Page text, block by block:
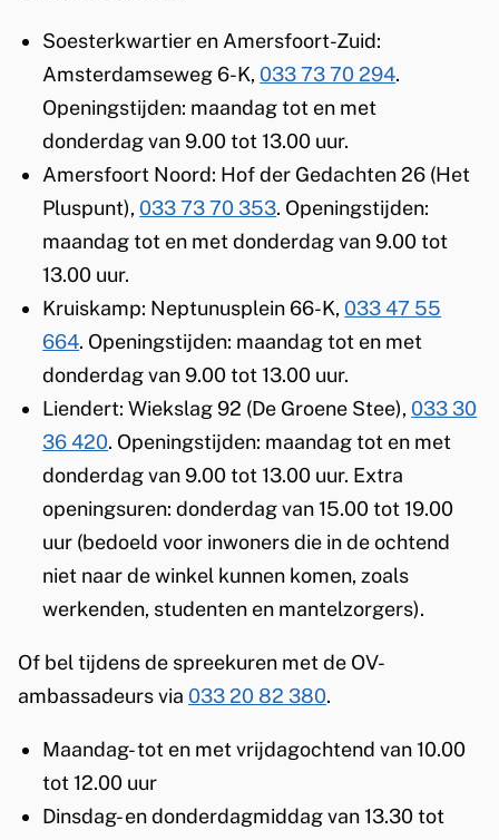
Soesterkwartier en Amersfoort-Zuid:
Amsterdamseweg 6-K,033 73 70 294.
Openingstijden: maandag tot en met
donderdag van 9.00 tot 13.00 uur.
Amersfoort Noord: Hof der Gedachten 26 (Het
Pluspunt),033 73 70 353. Openingstijden:
maandag tot en met donderdag van 9.00 tot
13.00 uur.
Kruiskamp: Neptunusplein 66-K,033 47 55
664. Openingstijden: maandag tot en met
donderdag van 9.00 tot 13.00 uur.
Liendert: Wiekslag 92 (De Groene Stee),033 30
36 420. Openingstijden: maandag tot en met
donderdag van 9.00 tot 13.00 uur. Extra
openingsuren: donderdag van 15.00 tot 19.00
uur (bedoeld voor inwoners die in de ochtend
niet naar de winkel kunnen komen, zoals
werkenden, studenten en mantelzorgers).
Of bel tijdens de spreekuren met de OV-
ambassadeurs via 033 20 82 380.
Maandag- tot en met vrijdagochtend van 10.00
tot 12.00 uur
Dinsdag- en donderdagmiddag van 13.30 tot